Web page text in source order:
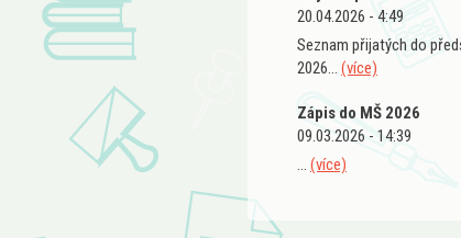
20.04.2026 - 4:49
Seznam přijatých do
2026... (více)
Zápis do MŠ 2026
09.03.2026 - 14:39
... (více)